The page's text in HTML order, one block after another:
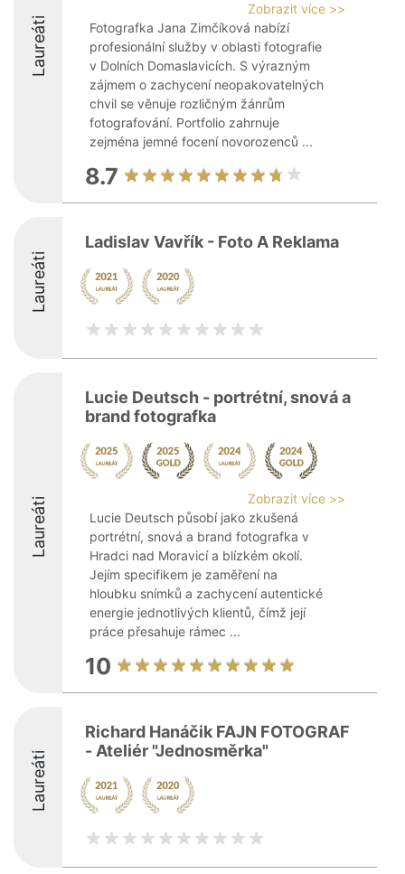
Laureáti
Zobrazit více >>
Fotografka Jana Zimčíková nabízí
profesionální služby v oblasti fotografie
v Dolních Domaslavicích. S výrazným
zájmem o zachycení neopakovatelných
chvil se věnuje rozličným žánrům
fotografování. Portfolio zahrnuje
zejména jemné focení novorozenců ...
8.7
Laureáti
Ladislav Vavřík - Foto A Reklama
Laureáti
Lucie Deutsch - portrétní, snová a
brand fotografka
Zobrazit více >>
Lucie Deutsch působí jako zkušená
portrétní, snová a brand fotografka v
Hradci nad Moravicí a blízkém okolí.
Jejím specifikem je zaměření na
hloubku snímků a zachycení autentické
energie jednotlivých klientů, čímž její
práce přesahuje rámec ...
10
Laureáti
Richard Hanáčik FAJN FOTOGRAF
- Ateliér "Jednosměrka"